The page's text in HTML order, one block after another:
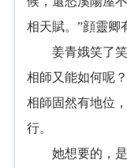
相天賦。”顔靈卿
姜青娥笑了笑
相師又能如何呢
相師固然有地位
行。
她想要的，是